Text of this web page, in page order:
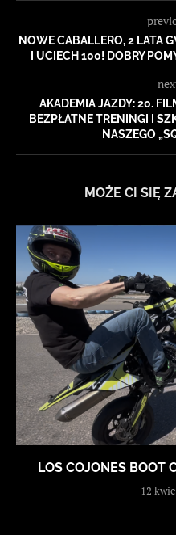
NOWE CABALLERO, 2 LATA
I UCIECH 100! DOBRY
AKADEMIA JAZDY: 20.
BEZPŁATNE TRENINGI I
NASZEGO
MOŻE CI SIĘ
LOS COJONES BOOT
12